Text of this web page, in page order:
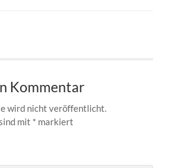
Kommentar
wird nicht veröffentlicht.
mit * markiert